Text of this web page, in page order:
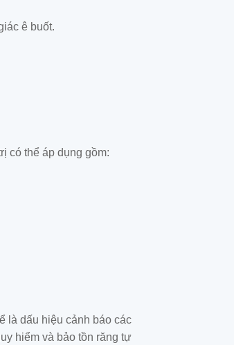
ê buốt.
có thể áp dụng gồm:
là dấu hiệu cảnh báo các
hiểm và bảo tồn răng tự